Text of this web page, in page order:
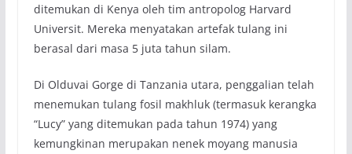
ditemukan di Kenya oleh tim antropolog Harvard
Universit. Mereka menyatakan artefak tulang ini
berasal dari masa 5 juta tahun silam.
Di Olduvai Gorge di Tanzania utara, penggalian telah
menemukan tulang fosil makhluk (termasuk kerangka
“Lucy” yang ditemukan pada tahun 1974) yang
kemungkinan merupakan nenek moyang manusia